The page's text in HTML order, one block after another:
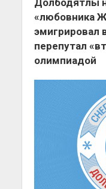
Долбодятлы
«любовника
эмигрировал
перепутал
олимпиадой